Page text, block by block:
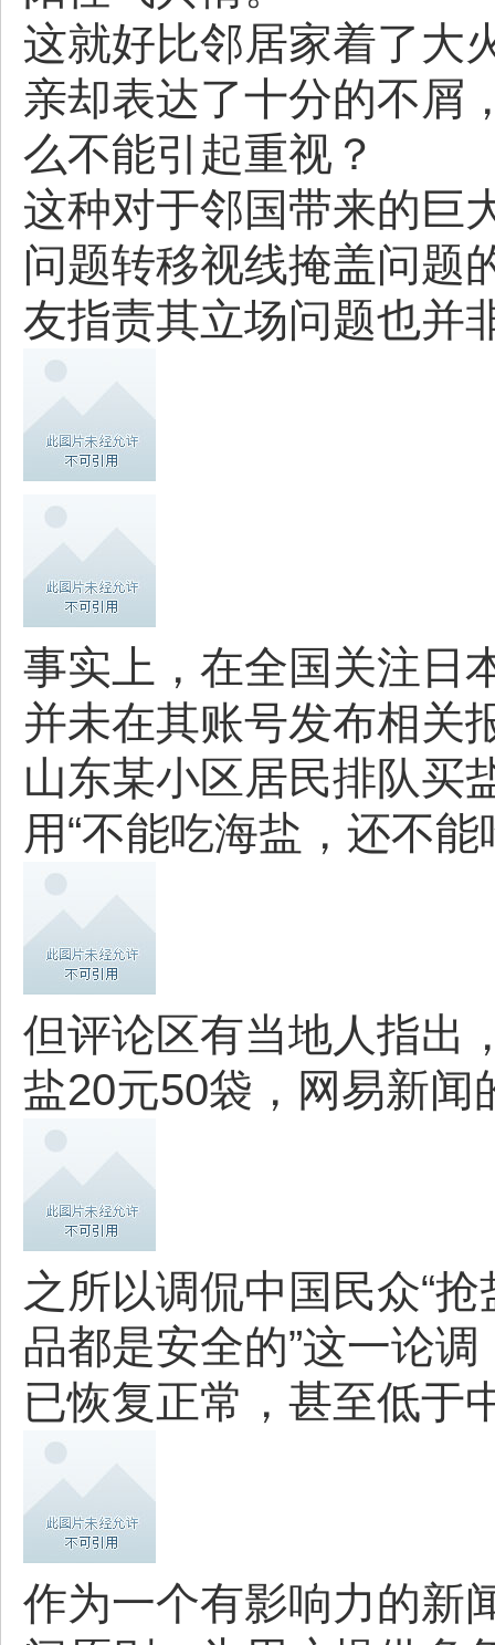
这就好比邻居家着了大
亲却表达了十分的不屑
么不能引起重视？
这种对于邻国带来的巨
问题转移视线掩盖问题
友指责其立场问题也并
事实上，在全国关注日
并未在其账号发布相关
山东某小区居民排队买
用“不能吃海盐，还不能
但评论区有当地人指出
盐20元50袋，网易新闻
之所以调侃中国民众“
品都是安全的”这一论
已恢复正常，甚至低于
作为一个有影响力的新